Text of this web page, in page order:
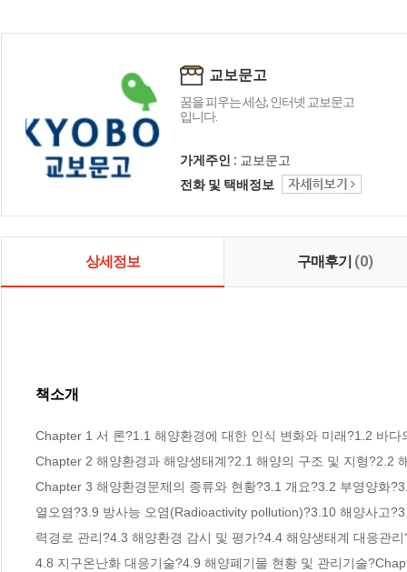
교보문고
꿈을 피우는 세상, 인터넷 교보문고
입니다.
가게주인 : 교보문고
전화 및 택배정보
상세정보 구매후기 (0)
책소개
Chapter 1 서 론?1.1 해양환경에 대한 인식 변화와 미래?1.2 바
Chapter 2 해양환경과 해양생태계?2.1 해양의 구조 및 지형?2.2
Chapter 3 해양환경문제의 종류와 현황?3.1 개요?3.2 부영양화
열오염?3.9 방사능 오염(Radioactivity pollution)?3.10 해양사고
력경로 관리?4.3 해양환경 감시 및 평가?4.4 해양생태계 대응관
4.8 지구온난화 대응기술?4.9 해양폐기물 현황 및 관리기술